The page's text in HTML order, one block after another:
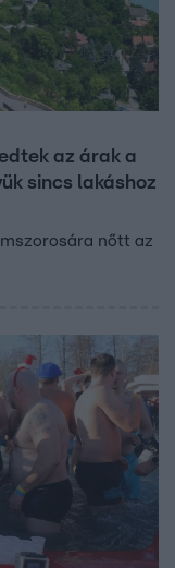
az árak a
sincs lakáshoz
nőtt az